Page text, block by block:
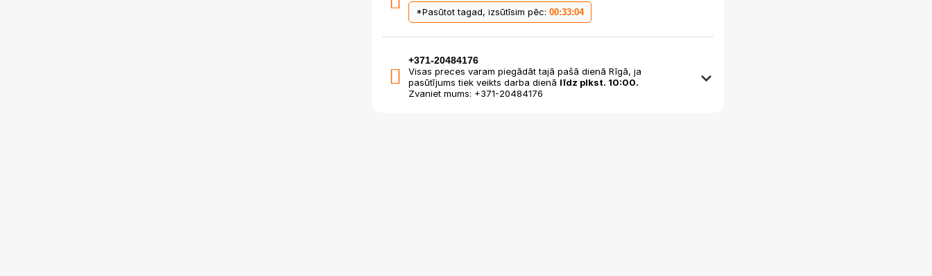
*Pasūtot tagad, izsūtīsim pēc: 00:33:03
+371-20484176
Visas preces varam piegādāt tajā pašā dienā Rīgā, ja
pasūtījums tiek veikts darba dienā līdz plkst. 10:00.
Zvaniet mums: +371-20484176